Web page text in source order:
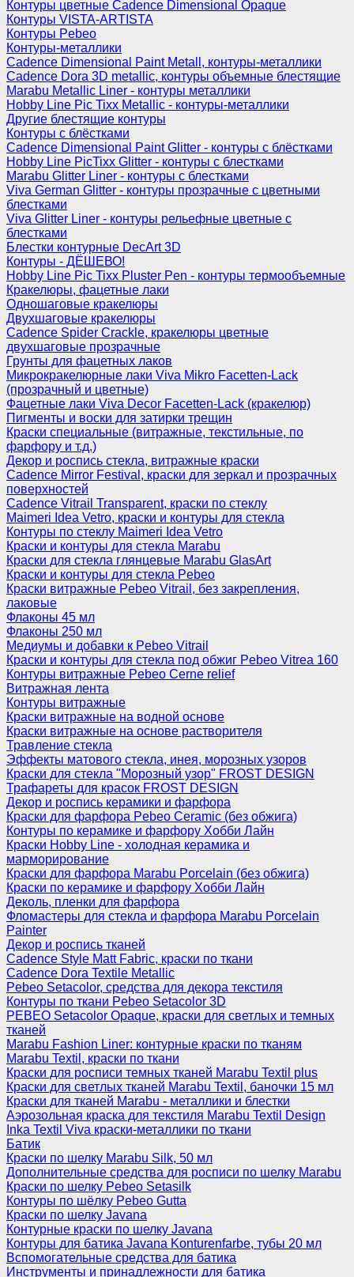
Контуры цветные Cadence Dimensional Opaque
Контуры VISTA-ARTISTA
Контуры Pebeo
Контуры-металлики
Cadence Dimensional Paint Metall, контуры-металлики
Cadence Dora 3D metallic, контуры объемные блестящие
Marabu Metallic Liner - контуры металлики
Hobby Line Pic Tixx Metallic - контуры-металлики
Другие блестящие контуры
Контуры с блёстками
Cadence Dimensional Paint Glitter - контуры с блёстками
Hobby Line PicTixx Glitter - контуры с блестками
Marabu Glitter Liner - контуры с блестками
Viva German Glitter - контуры прозрачные с цветными
блестками
Viva Glitter Liner - контуры рельефные цветные с
блестками
Блестки контурные DecArt 3D
Контуры - ДЁШЕВО!
Hobby Line Pic Tixx Pluster Pen - контуры термообъемные
Кракелюры, фацетные лаки
Одношаговые кракелюры
Двухшаговые кракелюры
Cadence Spider Crackle, кракелюры цветные
двухшаговые прозрачные
Грунты для фацетных лаков
Микрокракелюрные лаки Viva Mikro Facetten-Lack
(прозрачный и цветные)
Фацетные лаки Viva Decor Facetten-Lack (кракелюр)
Пигменты и воски для затирки трещин
Краски специальные (витражные, текстильные, по
фарфору и т.д.)
Декор и роспись стекла, витражные краски
Cadence Mirror Festival, краски для зеркал и прозрачных
поверхностей
Cadence Vitrail Transparent, краски по стеклу
Maimeri Idea Vetro, краски и контуры для стекла
Контуры по стеклу Maimeri Idea Vetro
Краски и контуры для стекла Marabu
Краски для стекла глянцевые Marabu GlasArt
Краски и контуры для стекла Pebeo
Краски витражные Pebeo Vitrail, без закрепления,
лаковые
Флаконы 45 мл
Флаконы 250 мл
Медиумы и добавки к Pebeo Vitrail
Краски и контуры для стекла под обжиг Pebeo Vitrea 160
Контуры витражные Pebeo Cerne relief
Витражная лента
Контуры витражные
Краски витражные на водной основе
Краски витражные на основе растворителя
Травление стекла
Эффекты матового стекла, инея, морозных узоров
Краски для стекла "Морозный узор" FROST DESIGN
Трафареты для красок FROST DESIGN
Декор и роспись керамики и фарфора
Краски для фарфора Pebeo Ceramic (без обжига)
Контуры по керамике и фарфору Хобби Лайн
Краски Hobby Line - холодная керамика и
марморирование
Краски для фарфора Marabu Porcelain (без обжига)
Краски по керамике и фарфору Хобби Лайн
Деколь, пленки для фарфора
Фломастеры для стекла и фарфора Marabu Porcelain
Painter
Декор и роспись тканей
Cadence Style Matt Fabric, краски по ткани
Cadence Dora Textile Metallic
Pebeo Setacolor, средства для декора текстиля
Контуры по ткани Pebeo Setacolor 3D
PEBEO Setacolor Opaque, краски для светлых и темных
тканей
Marabu Fashion Liner: контурные краски по тканям
Marabu Textil, краски по ткани
Краски для росписи темных тканей Marabu Textil plus
Краски для светлых тканей Marabu Textil, баночки 15 мл
Краски для тканей Marabu - металлики и блестки
Аэрозольная краска для текстиля Marabu Textil Design
Inka Textil Viva краски-металлики по ткани
Батик
Краски по шелку Marabu Silk, 50 мл
Дополнительные средства для росписи по шелку Marabu
Краски по шелку Pebeo Setasilk
Контуры по шёлку Pebeo Gutta
Краски по шелку Javana
Контурные краски по шелку Javana
Контуры для батика Javana Konturenfarbe, тубы 20 мл
Вспомогательные средства для батика
Инструменты и принадлежности для батика